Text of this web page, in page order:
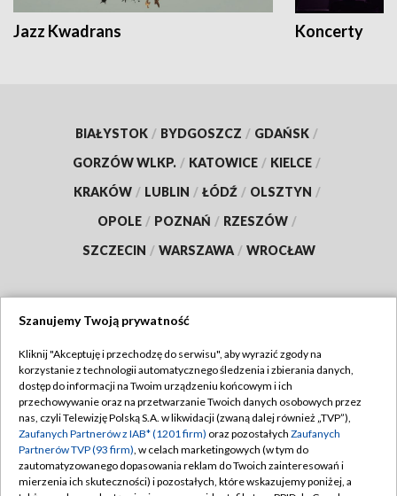
Jazz Kwadrans Koncerty
BIAŁYSTOK / BYDGOSZCZ / GDAŃSK /
GORZÓW WLKP. / KATOWICE / KIELCE /
KRAKÓW / LUBLIN / ŁÓDŹ / OLSZTYN /
OPOLE / POZNAŃ / RZESZÓW /
SZCZECIN / WARSZAWA / WROCŁAW
TVP
Abonament TVP
Emisja w TVP
Centrum informacji TVP
Naziemna Telewizja Cyfrowa
Regulamin TVP
Polityka prywatności
Moje zgody
Pomoc
Szanujemy Twoją prywatność
Kliknij "Akceptuję i przechodzę do serwisu", aby wyrazić zgody na
korzystanie z technologii automatycznego śledzenia i zbierania danych,
dostęp do informacji na Twoim urządzeniu końcowym i ich
przechowywanie oraz na przetwarzanie Twoich danych osobowych przez
nas, czyli Telewizję Polską S.A. w likwidacji (zwaną dalej również „TVP”),
Zaufanych Partnerów z IAB* (1201 firm) oraz pozostałych Zaufanych
Partnerów TVP (93 firm), w celach marketingowych (w tym do
zautomatyzowanego dopasowania reklam do Twoich zainteresowań i
mierzenia ich skuteczności) i pozostałych, które wskazujemy poniżej, a